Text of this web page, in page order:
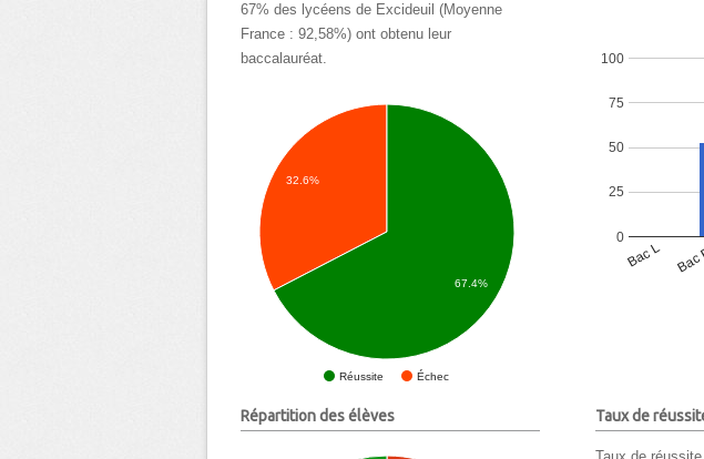
67% des lycéens de Excideuil (Moyenne
France : 92,58%) ont obtenu leur
baccalauréat.
Réussite Échec
32.6%
67.4%
Bac L
0
25
50
75
100
Répartition des élèves Taux de